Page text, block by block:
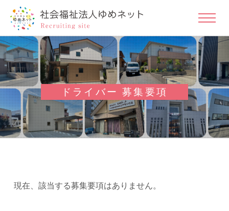
ドライバー 募集要項
現在、該当する募集要項はありません。